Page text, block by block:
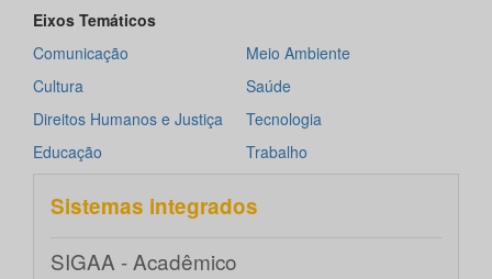
Eixos Temáticos
Comunicação
Meio Ambiente
Cultura
Saúde
Direitos Humanos e Justiça
Tecnologia
Educação
Trabalho
Sistemas integrados
SIGAA - Acadêmico